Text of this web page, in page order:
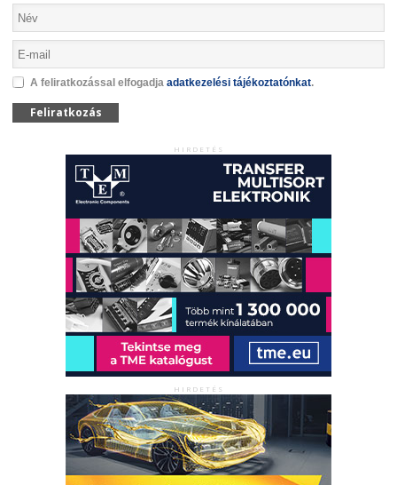
A feliratkozással elfogadja adatkezelési tájékoztatónkat.
Feliratkozás
HIRDETÉS
HIRDETÉS